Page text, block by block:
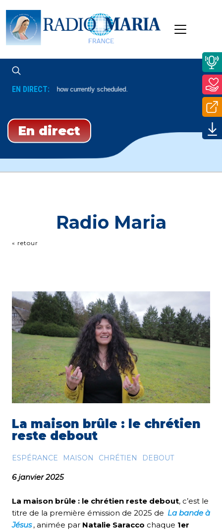
EN DIRECT:No Show currently scheduled.
En direct
Radio Maria
« retour
La maison brûle : le chrétien
reste debout
ESPÉRANCE MAISON CHRÉTIEN DEBOUT
6 janvier 2025
La maison brûle : le chrétien reste debout, c’est le
titre de la première émission de 2025 de La bande à
Jésus , animée par Natalie Saracco chaque 1er